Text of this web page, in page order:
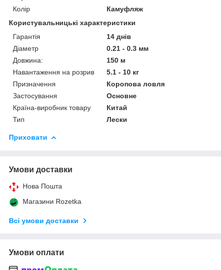
Колір
Камуфляж
Користувальницькі характеристики
Гарантія
14 днів
Діаметр
0.21 - 0.3 мм
Довжина:
150 м
Навантаження на розрив
5.1 - 10 кг
Призначення
Коропова ловля
Застосування
Основне
Країна-виробник товару
Китай
Тип
Лески
Приховати
Умови доставки
Нова Пошта
Магазини Rozetka
Всі умови доставки
Умови оплати